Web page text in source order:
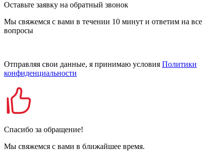
Оставьте заявку на обратный звонок
Мы свяжемся с вами в течении 10 минут и ответим на все
вопросы
Отправляя свои данные, я принимаю условия Политики
конфиденциальности
Спасибо за обращение!
Мы свяжемся с вами в ближайшее время.